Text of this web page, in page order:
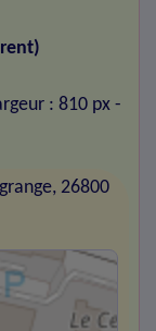
: 810 px -
26800